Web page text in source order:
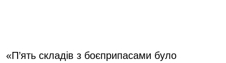
«П’ять складів з боєприпасами було